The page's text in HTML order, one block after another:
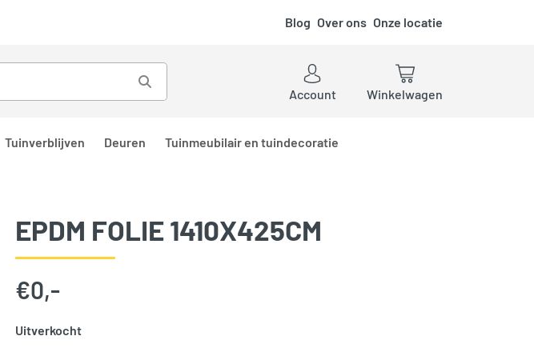
Blog Over ons Onze locatie
Account
Winkelwagen
Tuinverblijven Deuren Tuinmeubilair en tuindecoratie
EPDM FOLIE 1410X425CM
€0,-
Uitverkocht